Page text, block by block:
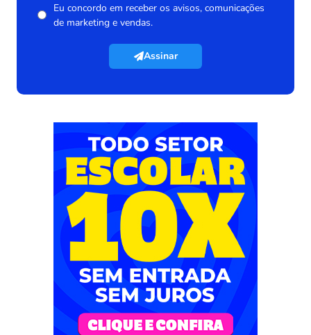
Eu concordo em receber os avisos, comunicações
de marketing e vendas.
Assinar